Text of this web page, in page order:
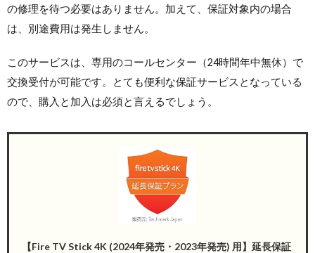
の修理を待つ必要はありません。加えて、保証対象内の場合
は、別途費用は発生しません。
このサービスは、専用のコールセンター（24時間年中無休）で
交換受付が可能です。とても便利な保証サービスとなっている
ので、購入と加入は必須と言えるでしょう。
【Fire TV Stick 4K (2024年発売・2023年発売) 用】延長保証